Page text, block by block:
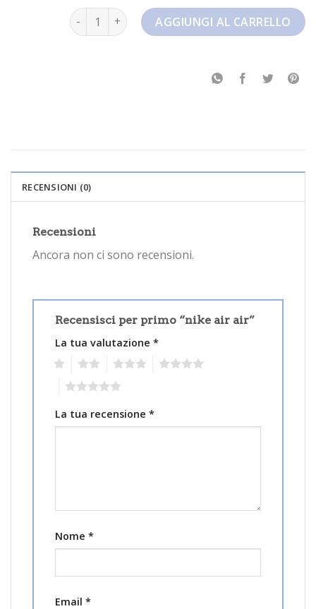
nike air air quantitàAGGIUNGI AL CARRELLO
RECENSIONI (0)
Recensioni
Ancora non ci sono recensioni.
Recensisci per primo “nike air air”
La tua valutazione *
La tua recensione *
Nome *
Email *